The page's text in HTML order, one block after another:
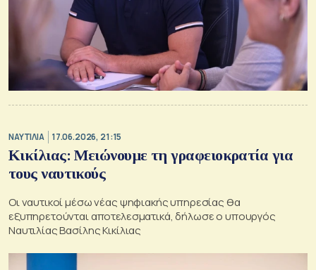
ΝΑΥΤΙΛΙΑ 17.06.2026, 21:15
Κικίλιας: Μειώνουμε τη γραφειοκρατία για
τους ναυτικούς
Οι ναυτικοί μέσω νέας ψηφιακής υπηρεσίας θα
εξυπηρετούνται αποτελεσματικά, δήλωσε ο υπουργός
Ναυτιλίας Βασίλης Κικίλιας